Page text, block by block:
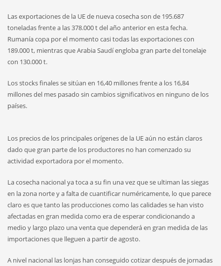
Las exportaciones de la UE de nueva cosecha son de 195.687
toneladas frente a las 378.000 t del año anterior en esta fecha.
Rumanía copa por el momento casi todas las exportaciones con
189.000 t, mientras que Arabia Saudí engloba gran parte del tonelaje
con 130.000 t.
Los stocks finales se sitúan en 16,40 millones frente a los 16,84
millones del mes pasado sin cambios significativos en ninguno de los
países.
Los precios de los principales orígenes de la UE aún no están claros
dado que gran parte de los productores no han comenzado su
actividad exportadora por el momento.
La cosecha nacional ya toca a su fin una vez que se ultiman las siegas
en la zona norte y a falta de cuantificar numéricamente, lo que parece
claro es que tanto las producciones como las calidades se han visto
afectadas en gran medida como era de esperar condicionando a
medio y largo plazo una venta que dependerá en gran medida de las
importaciones que lleguen a partir de agosto.
A nivel nacional las lonjas han conseguido cotizar después de jornadas